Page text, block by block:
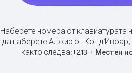
Наберете номера от клавиатурата
да наберете Алжир от Кот д'Ивоар,
както следва:+213 + Местен